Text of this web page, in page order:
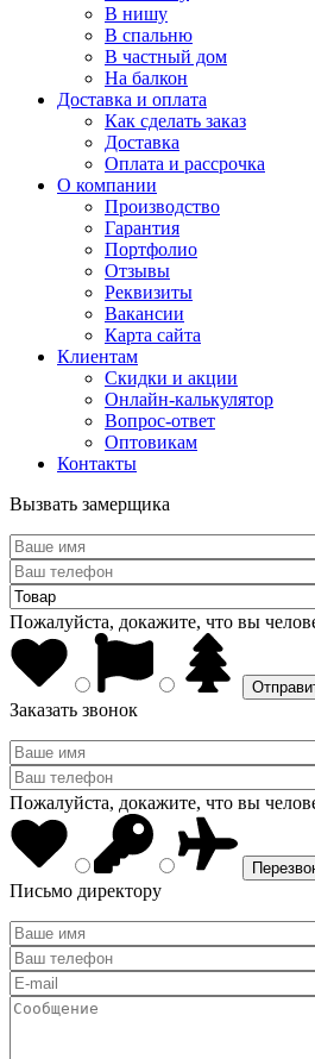
В нишу
В спальню
В частный дом
На балкон
Доставка и оплата
Как сделать заказ
Доставка
Оплата и рассрочка
О компании
Производство
Гарантия
Портфолио
Отзывы
Реквизиты
Вакансии
Карта сайта
Клиентам
Скидки и акции
Онлайн-калькулятор
Вопрос-ответ
Оптовикам
Контакты
Вызвать замерщика
Пожалуйста, докажите, что вы
Заказать звонок
Пожалуйста, докажите, что вы
Письмо директору